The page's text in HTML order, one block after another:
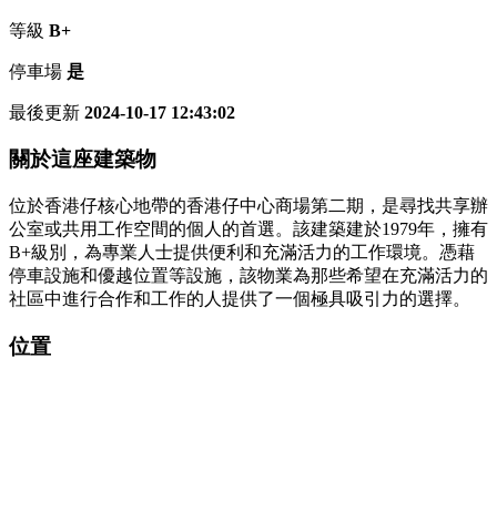
等級 B+
停車場 是
最後更新 2024-10-17 12:43:02
關於這座建築物
位於香港仔核心地帶的香港仔中心商場第二期，是尋找共享辦
公室或共用工作空間的個人的首選。該建築建於1979年，擁有
B+級別，為專業人士提供便利和充滿活力的工作環境。憑藉
停車設施和優越位置等設施，該物業為那些希望在充滿活力的
社區中進行合作和工作的人提供了一個極具吸引力的選擇。
位置